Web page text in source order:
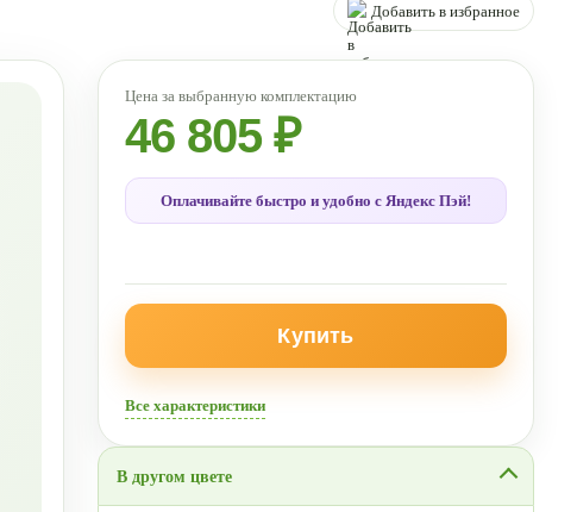
Добавить в избранное
46 805 ₽
Оплачивайте быстро и удобно с Яндекс Пэй!
Купить
Все характеристики
В другом цвете